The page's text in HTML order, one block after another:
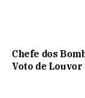
Chefe dos
Voto de